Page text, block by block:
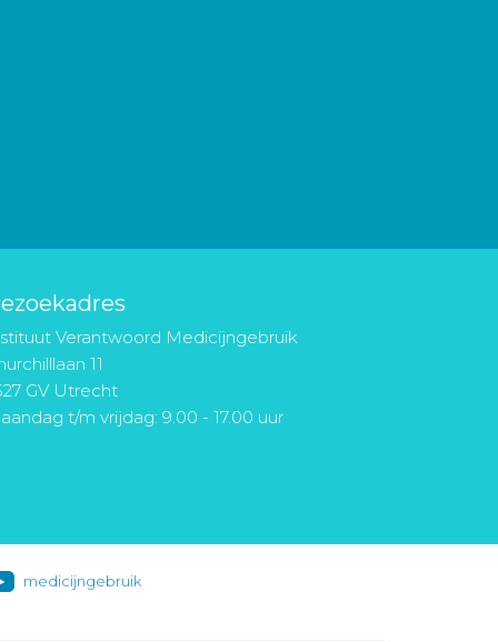
Verantwoord Medicijngebruik
11
GV Utrecht
t/m vrijdag: 9.00 - 17.00 uur
medicijngebruik